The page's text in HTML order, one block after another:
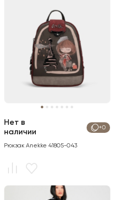
+0
Нет в
наличии
Рюкзак Anekke 41805-043